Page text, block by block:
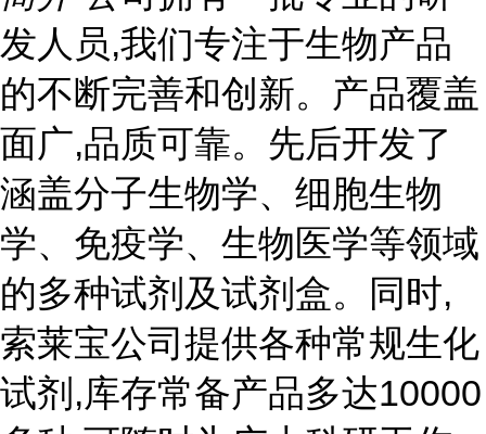
发人员,我们专注于生物产品
的不断完善和创新。产品覆盖
面广,品质可靠。先后开发了
涵盖分子生物学、细胞生物
学、免疫学、生物医学等领域
的多种试剂及试剂盒。同时,
索莱宝公司提供各种常规生化
试剂,库存常备产品多达10000